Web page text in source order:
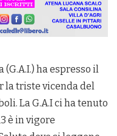
ha espresso il
la triste vicenda del
La G.A.I ci ha tenuto
è in vigore